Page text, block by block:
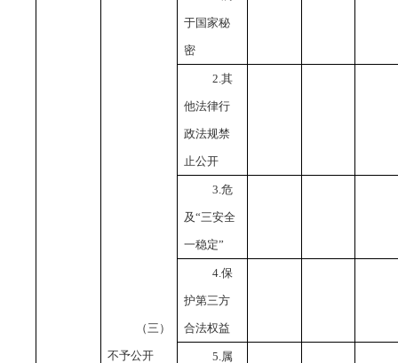
（三）
不予公开
于国家秘
密
2.其
他法律行
政法规禁
止公开
3.危
及“三安全
一稳定”
4.保
护第三方
合法权益
5.属